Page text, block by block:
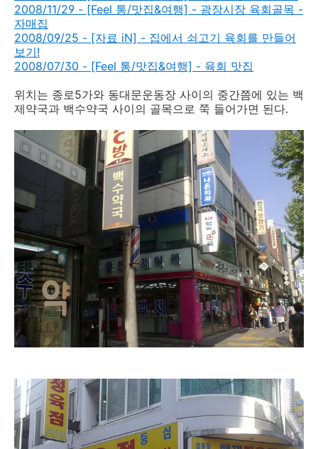
2008/11/29 - [Feel 통/맛집&여행] - 광장시장 육회골목 -
자매집
2008/09/25 - [자료 iN] - 집에서 쇠고기 육회를 만들어
보기!
2008/07/30 - [Feel 통/맛집&여행] - 육회 맛집
위치는 종로5가와 동대문운동장 사이의 중간쯤에 있는 백
제약국과 백수약국 사이의 골목으로 쭉 들어가면 된다.